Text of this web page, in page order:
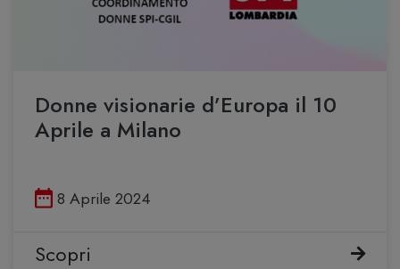
Donne visionarie d’Europa il 10
Aprile a Milano
Pubblicato il
8 Aprile 2024
Scopri